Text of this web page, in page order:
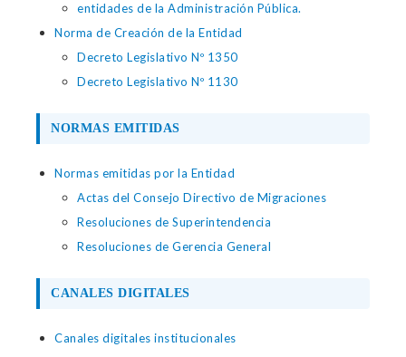
entidades de la Administración Pública.
Norma de Creación de la Entidad
Decreto Legislativo Nº 1350
Decreto Legislativo Nº 1130
NORMAS EMITIDAS
Normas emitidas por la Entidad
Actas del Consejo Directivo de Migraciones
Resoluciones de Superintendencia
Resoluciones de Gerencia General
CANALES DIGITALES
Canales digitales institucionales